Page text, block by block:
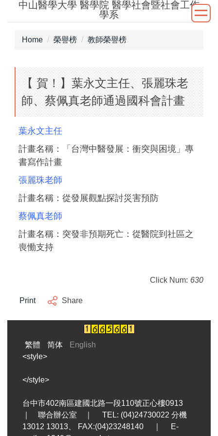
Jump
block
中山醫學大學 醫學院 醫學社會暨社會工作
學系
Home 榮譽榜 教師榮譽榜
【 賀！】葉永文主任、張麗珠老
師、蔡佩真老師通過國科會計畫
葉永文主任
計畫名稱：「台灣中醫發展：衝突與困境」專
書寫作計畫
張麗珠老師
計畫名稱：從發展觀點探討災害預防
蔡佩真老師
計畫名稱：突發非預期死亡：從醫院到社區之
喪慟支持
Click Num: 630
Print Share
繁體 简体
English
<style>
</style>
台中市402南區建國北路一段110號正心樓0913
｜ 聯合辦公室 ｜ TEL: (04)24730022 分機
13012 13013、 FAX:(04)23248140 ｜ E-